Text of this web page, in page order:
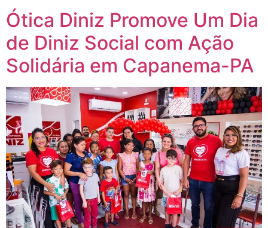
Ótica Diniz Promove Um Dia
de Diniz Social com Ação
Solidária em Capanema-PA